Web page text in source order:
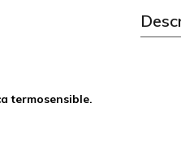
termosensible.